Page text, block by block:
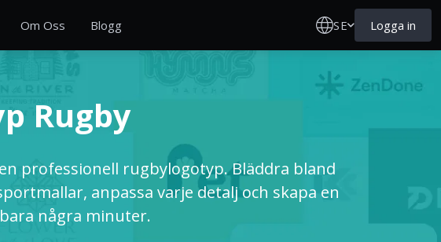
Om Oss Blogg SE Logga in
Rugby
professionell rugbylogotyp. Bläddra bland
anpassa varje detalj och skapa en
några minuter.